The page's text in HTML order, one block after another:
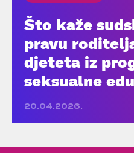
Što kaže
pravu
djeteta iz
seksualne
20.04.2026.